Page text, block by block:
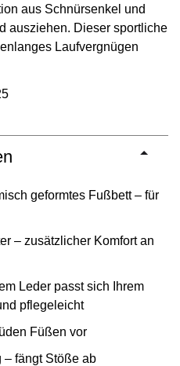
aus Schnürsenkel und
ausziehen. Dieser sportliche
Laufvergnügen
geformtes Fußbett – für
– zusätzlicher Komfort an
Leder passt sich Ihrem
pflegeleicht
Füßen vor
– fängt Stöße ab